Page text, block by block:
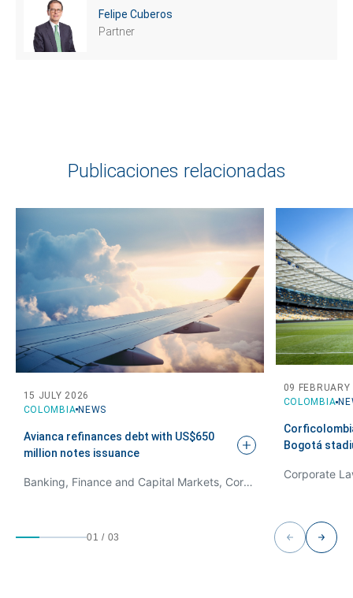
Felipe Cuberos
Partner
Publicaciones relacionadas
COLOMBIA NEWS
15 JULY 2026
Avianca refinances debt with US$650
million notes issuance
Banking, Finance and Capital Markets, Corporate Law / M&A
COLOMBIA
09
Bogotá
Corporate
01 / 03